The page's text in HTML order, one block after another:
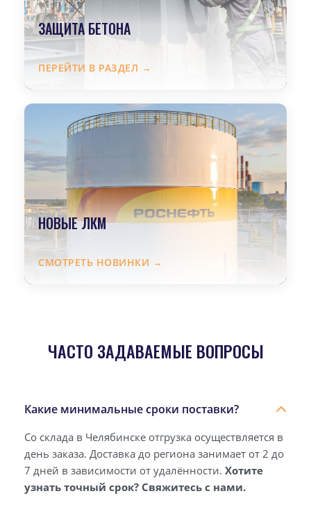
ЗАЩИТА БЕТОНА
ПЕРЕЙТИ В РАЗДЕЛ →
НОВЫЕ ЛКМ
СМОТРЕТЬ НОВИНКИ →
ЧАСТО ЗАДАВАЕМЫЕ ВОПРОСЫ
Какие минимальные сроки поставки?
Со склада в Челябинске отгрузка осуществляется в
день заказа. Доставка до региона занимает от 2 до
7 дней в зависимости от удалённости. Хотите
узнать точный срок? Свяжитесь с нами.